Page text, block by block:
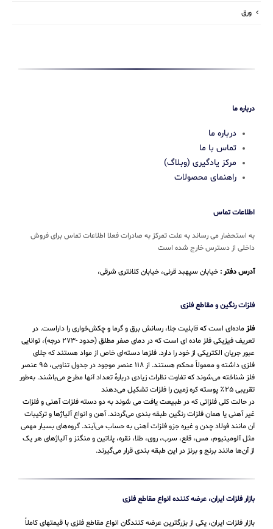
ورق
درباره ما
درباره ما
تماس با ما
مرکز یادگیری (وبلاگ)
راهنمای محصولات
اطلاعات تماس
به استحضار می رساند به علت تمرکز به صادرات فعلا اطلاعات تماس برای فروش
داخلی از دسترس خارج شده است
آدرس دفتر : خیابان سپهبد قرنی، خیابان کلانتری شرقی،
فلزات رنگین و مقاطع فلزی
فلزماده‌ای است که قابلیت جلا، رسانش برق و گرما و چکش‌خواری را داراست. در
تعریف فیزیکی فلز ماده ای است که در دمای صفر مطلق (حدود -۲۷۳ درجه)، توانایی
عبور جریان الکتریکی از خود را دارد. فلزها دسته‌ای خاص از مواد هستند که جلای
فلزی داشته و معمولاً محکم هستند. از ۱۱۸ عنصر موجود در جدول تناوبی، ۹۵ عنصر
فلز شناخته می‌شوند که تفاوت نظرات زیادی دربارهٔ تعداد آنها مطرح می‌باشند. به‌طور
تقریبی ۲۵٪ پوسته کره زمین را فلزات تشکیل می‌دهند
در حالت کلی فلزاتی که در طبیعت یافت می شوند به دو دسته فلزات آهنی و فلزات
غیر آهنی یا همان فلزات رنگین طبقه بندی می‌گردند. آهن و انواع آلیاژها و ترکیبات
آن مانند فولاد چدن و غیره جزو فلزات آهنی به حساب می‌‌آیند. گروه‌های بسیار مهمی
مثل آلومینیوم، مس، قلع، سرب، روی، طلا، نقره، پلاتین و منگنز و آلیاژهای هر یک
از آن‌ها مانند برنج و برنز در این طبقه‌ بندی قرار می‌‌گیرند.
بازار فلزات ایران، عرضه کننده انواع مقاطع فلزی
بازار فلزات ایران، یکی از بزرگترین عرضه کنندگان انواع مقاطع فلزی با قیمتهای کاملاً